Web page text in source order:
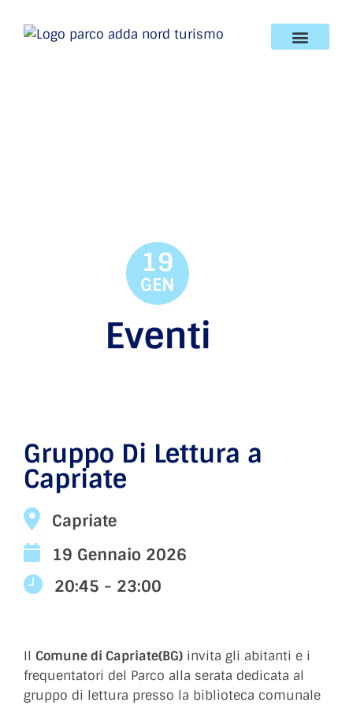
19
GEN
Eventi
Gruppo Di Lettura a
Capriate
Capriate
19 Gennaio 2026
20:45 - 23:00
Il Comune di Capriate(BG) invita gli abitanti e i
frequentatori del Parco alla serata dedicata al
gruppo di lettura presso la biblioteca comunale